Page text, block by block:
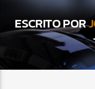
ESCRITO POR